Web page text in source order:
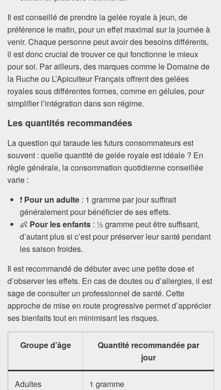
Il est conseillé de prendre la gelée royale à jeun, de
préférence le matin, pour un effet maximal sur la journée à
venir. Chaque personne peut avoir des besoins différents,
il est donc crucial de trouver ce qui fonctionne le mieux
pour soi. Par ailleurs, des marques comme le Domaine de
la Ruche ou L’Apiculteur Français offrent des gelées
royales sous différentes formes, comme en gélules, pour
simplifier l’intégration dans son régime.
Les quantités recommandées
La question qui taraude les futurs consommateurs est
souvent : quelle quantité de gelée royale est idéale ? En
règle générale, la consommation quotidienne conseillée
varie :
❗ Pour un adulte : 1 gramme par jour suffirait
généralement pour bénéficier de ses effets.
👶 Pour les enfants : ½ gramme peut être suffisant,
d’autant plus si c’est pour préserver leur santé pendant
les saison froides.
Il est recommandé de débuter avec une petite dose et
d’observer les effets. En cas de doutes ou d’allergies, il est
sage de consulter un professionnel de santé. Cette
approche de mise en route progressive permet d’apprécier
ses bienfaits tout en minimisant les risques.
Groupe d’âge
Quantité recommandée par
jour
Adultes 1 gramme